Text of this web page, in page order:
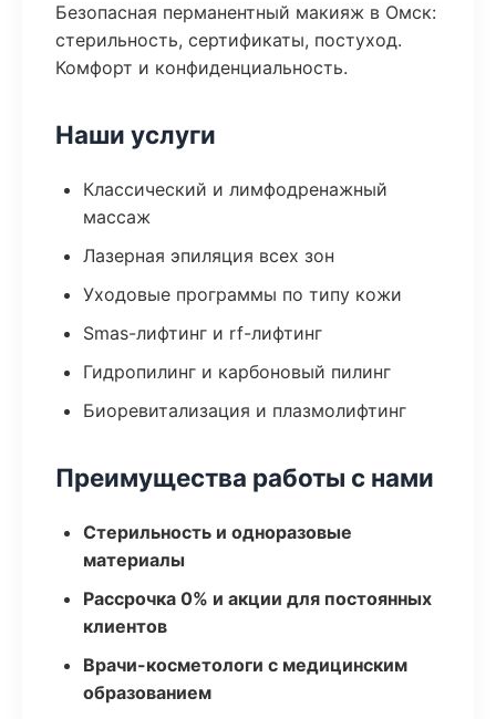
Безопасная перманентный макияж в Омск:
стерильность, сертификаты, постуход.
Комфорт и конфиденциальность.
Наши услуги
Классический и лимфодренажный
массаж
Лазерная эпиляция всех зон
Уходовые программы по типу кожи
Smas-лифтинг и rf-лифтинг
Гидропилинг и карбоновый пилинг
Биоревитализация и плазмолифтинг
Преимущества работы с нами
Стерильность и одноразовые
материалы
Рассрочка 0% и акции для постоянных
клиентов
Врачи-косметологи с медицинским
образованием